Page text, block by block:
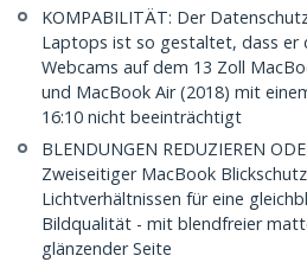
KOMPABILITÄT: Der
Laptops ist so gestaltet, dass er
Webcams auf dem 13 Zoll
und MacBook Air (2018) mit
16:10 nicht beeinträchtigt
BLENDUNGEN REDUZIEREN
Zweiseitiger MacBook
Lichtverhältnissen für eine
Bildqualität - mit blendfreier
glänzender Seite